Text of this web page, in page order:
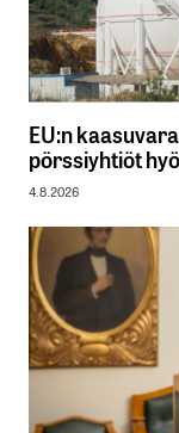
EU:n
pörssiyhtiöt
4.8.2026